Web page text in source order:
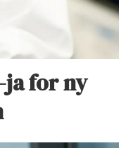
ja for ny